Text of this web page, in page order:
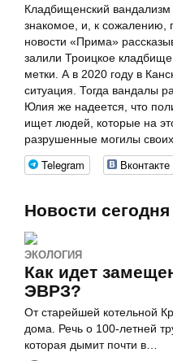
Кладбищенский
знакомое, и, к сожалению,
новости «Прима»
залили Троицкое
метки. А в 2020 году в
ситуация. Тогда вандалы
Юлия же надеется, что
ищет людей, которые на
разрушенные могилы своих
Telegram Вконтакте
Новости сегодня
ЭКОЛОГИЯ
Как идет
ЭВРЗ?
От старейшей котельной
дома. Речь о 100‑летней
которая дымит почти в…